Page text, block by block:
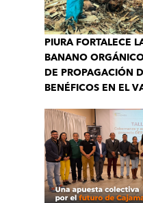
PIURA FORTALECE
BANANO
DE PROPAGACIÓN
BENÉFICOS EN EL